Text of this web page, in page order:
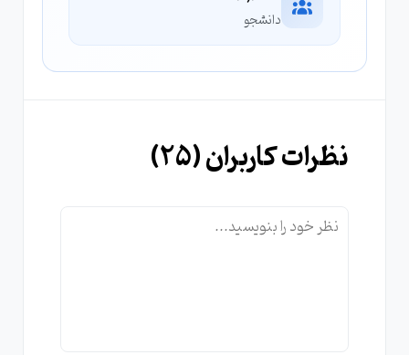
دانشجو
نظرات کاربران (25
)